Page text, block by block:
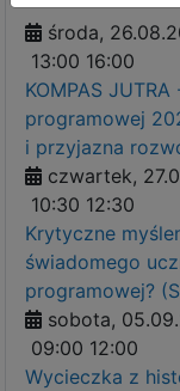
środa,
13:00 16:00
KOMPAS
programowej
i przyjazna
czwartek,
10:30 12:30
Krytyczne
świadomego
programowej?
sobota,
09:00 12:00
Wycieczka z